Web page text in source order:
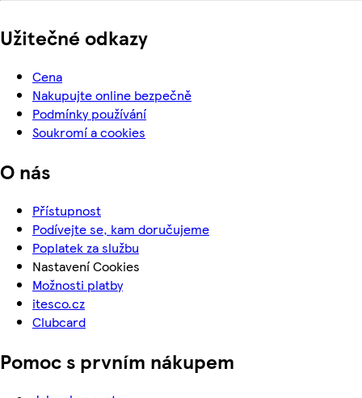
Užitečné odkazy
Cena
Nakupujte online bezpečně
Podmínky používání
Soukromí a cookies
O nás
Přístupnost
Podívejte se, kam doručujeme
Poplatek za službu
Nastavení Cookies
Možnosti platby
itesco.cz
Clubcard
Pomoc s prvním nákupem